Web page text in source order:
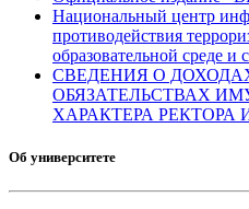
Национальный центр
противодействия
образовательной среде и
СВЕДЕНИЯ О
ОБЯЗАТЕЛЬСТВАХ
ХАРАКТЕРА РЕКТОРА
Об университете